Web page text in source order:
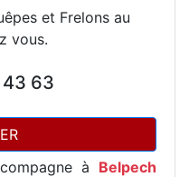
et Frelons au
vous.
63
à Belpech